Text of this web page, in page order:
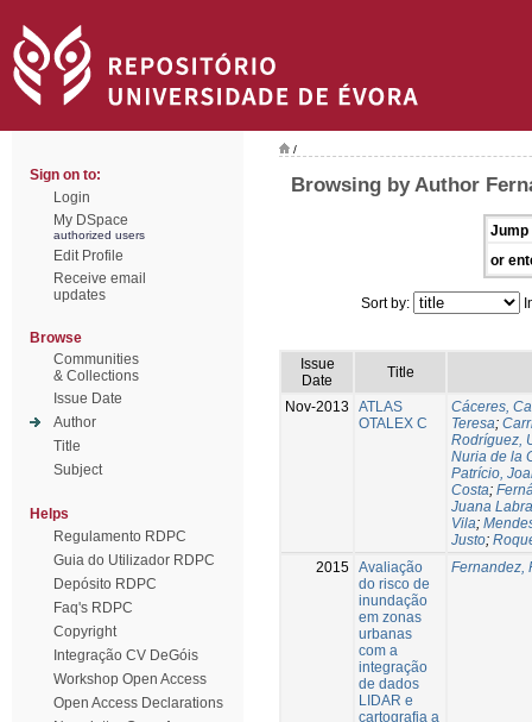
Sign on to:
Login
My DSpace
authorized users
Edit Profile
Receive email
updates
Browse
Communities
& Collections
Issue Date
Author
Title
Subject
Helps
Regulamento RDPC
Guia do Utilizador RDPC
Depósito RDPC
Faq's RDPC
Copyright
Integração CV DeGóis
Workshop Open Access
Open Access Declarations
/
Browsing by Author
Jump
or
Sort by:
Issue
Date
Title
Nov-2013
ATLAS
OTALEX C
Cáceres,
Teresa;
Rodríguez,
Nuria de la
Patrício,
Costa;
Juana
Vila;
Justo;
2015 Avaliação
do risco de
inundação
em zonas
urbanas
com a
integração
de dados
LIDAR e
cartografia a
Fernandez,